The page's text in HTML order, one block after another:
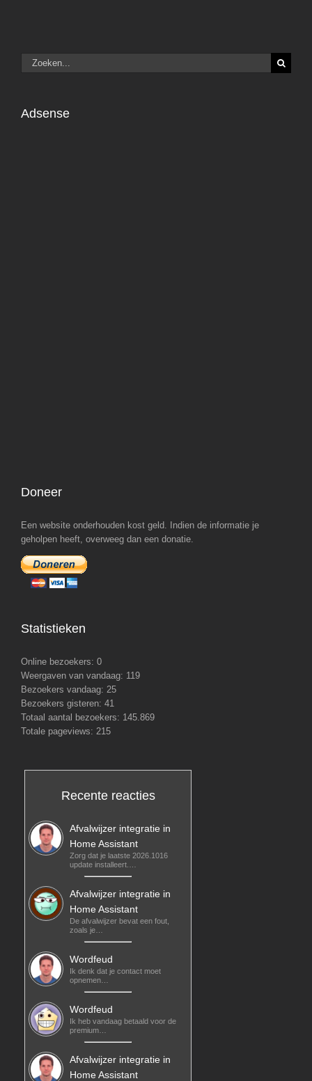
Zoeken
naar:
Adsense
Doneer
Een website onderhouden kost geld. Indien de informatie je
geholpen heeft, overweeg dan een donatie.
Statistieken
Online bezoekers: 0
Weergaven van vandaag: 119
Bezoekers vandaag: 25
Bezoekers gisteren: 41
Totaal aantal bezoekers: 145.869
Totale pageviews: 215
Recente reacties
Afvalwijzer integratie in
Home Assistant
Zorg dat je laatste 2026.1016
update installeert.…
Afvalwijzer integratie in
Home Assistant
De afvalwijzer bevat een fout,
zoals je…
Wordfeud
Ik denk dat je contact moet
opnemen…
Wordfeud
Ik heb vandaag betaald voor de
premium…
Afvalwijzer integratie in
Home Assistant